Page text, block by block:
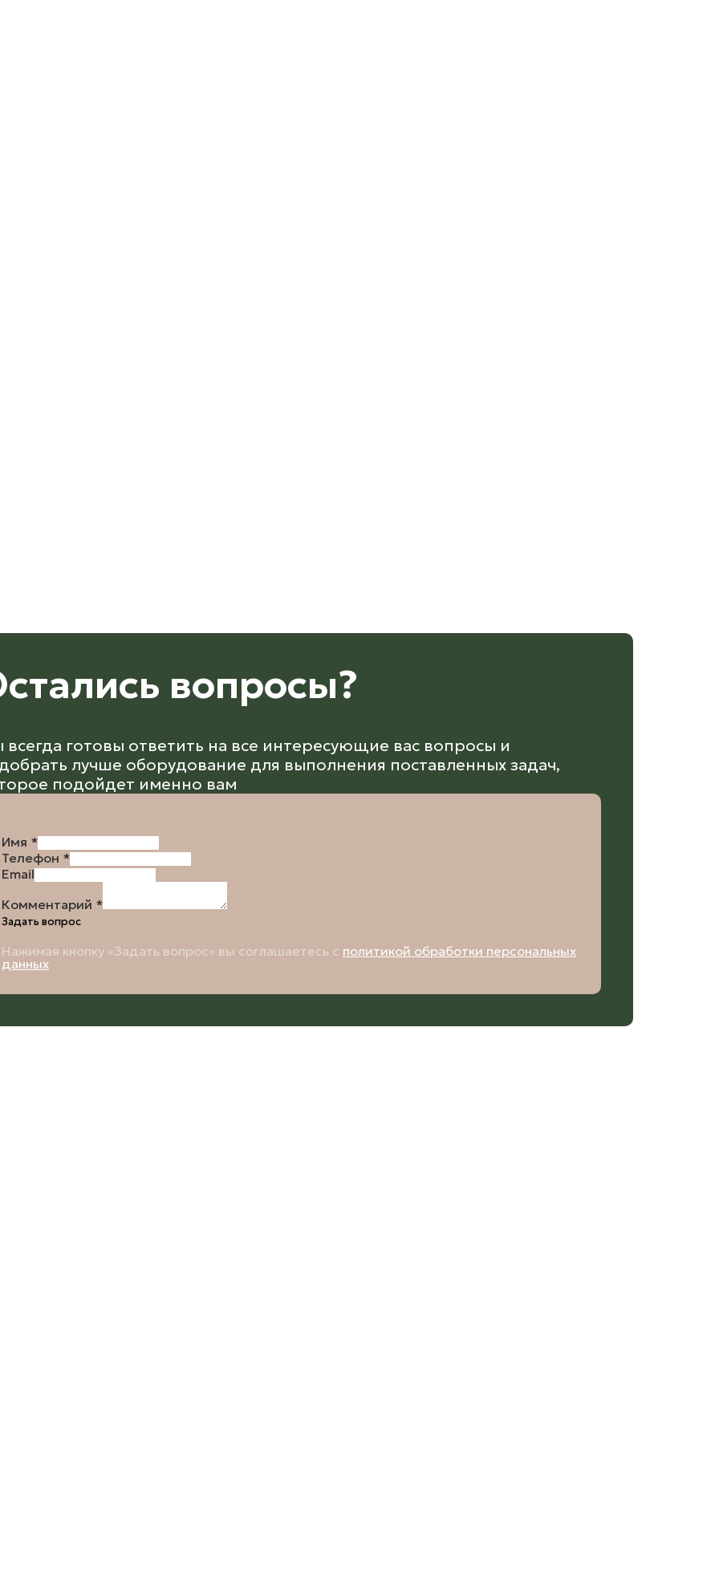
вопросы?
готовы ответить на все интересующие вас вопросы и
лучше оборудование для выполнения поставленных задач,
подойдет именно вам
Имя *
Телефон *
Email
Комментарий *
Задать вопрос
Нажимая кнопку «Задать вопрос» вы соглашаетесь с политикой обработки персональных
данных